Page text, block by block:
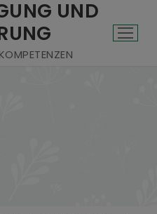
UND